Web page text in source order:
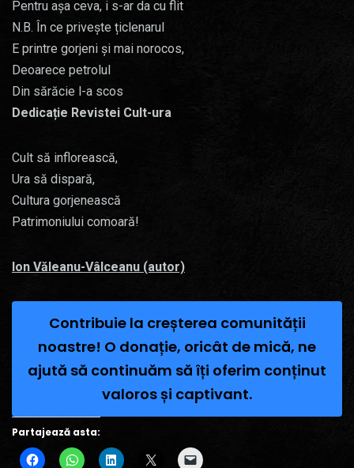
Pentru așa ceva, i s-ar da cu flit
N.B. În ce privește țiclenarul
E printre gorjeni și mai norocos,
Deoarece petrolul
Din sărăcie l-a scos
Dedicație Revistei Cult-ura
Cult să inflorească,
Ura să dispară,
Cultura gorjenească
Patrimoniului comoară!
Ion Văleanu-Vâlceanu (autor)
Contribuie la creșterea comunității
noastre! O donație, oricât de mică, ne
ajută să continuăm să îți oferim conținut
valoros și captivant.
Partajează asta: